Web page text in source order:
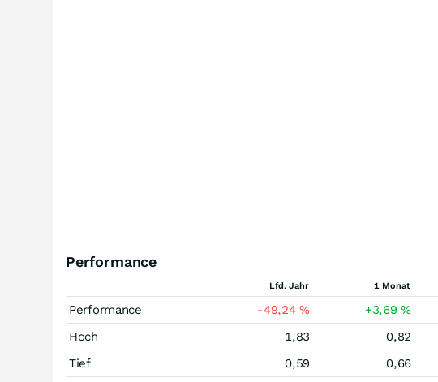
Performance
Lfd. Jahr 1 Monat
Performance -49,24% +3,69%
Hoch
1,83 0,82
Tief
0,59 0,66